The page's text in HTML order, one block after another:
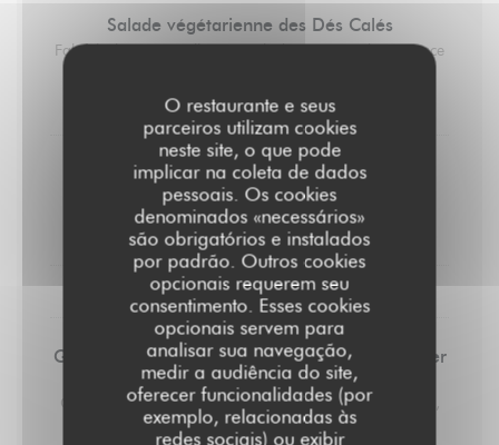
O restaurante e seus
parceiros utilizam cookies
neste site, o que pode
implicar na coleta de dados
pessoais. Os cookies
denominados «necessários»
são obrigatórios e instalados
por padrão. Outros cookies
opcionais requerem seu
consentimento. Esses cookies
opcionais servem para
analisar sua navegação,
medir a audiência do site,
oferecer funcionalidades (por
exemplo, relacionadas às
redes sociais) ou exibir
Salade végétarienne des Dés Calés
Falafels, légumes grillés, pois chiches, concombres, sauce
18,00 EUR
Saucisse 170gr
Ecrasé de pommes de terre
19,00 EUR
LES DESSERTS
Glaces et sorbets préparés par un artisan glacier
(2 boules)
Chocolat, vanille, noix de coco, framboise, citron, fraise,
mangue, café